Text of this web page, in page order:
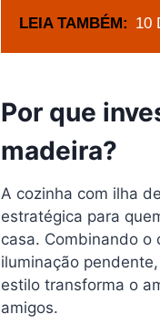
LEIA TAMBÉM: 10
Por que
madeira?
A cozinha com ilha
estratégica para
casa. Combinando o
iluminação
estilo transforma o
amigos.